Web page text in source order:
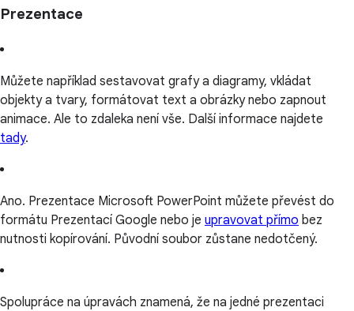
Prezentace
Můžete například sestavovat grafy a diagramy, vkládat
objekty a tvary, formátovat text a obrázky nebo zapnout
animace. Ale to zdaleka není vše. Další informace najdete
tady.
Ano. Prezentace Microsoft PowerPoint můžete převést do
formátu Prezentací Google nebo je upravovat přímo bez
nutnosti kopírování. Původní soubor zůstane nedotčený.
Spolupráce na úpravách znamená, že na jedné prezentaci